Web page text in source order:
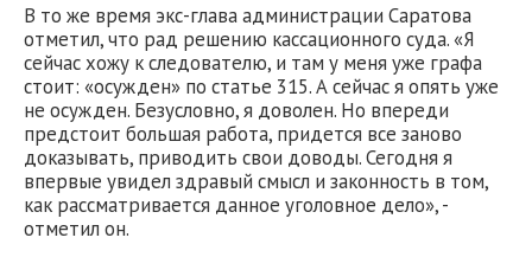
В то же время экс-глава администрации Саратова
отметил, что рад решению кассационного суда. «Я
сейчас хожу к следователю, и там у меня уже графа
стоит: «осужден» по статье 315. А сейчас я опять уже
не осужден. Безусловно, я доволен. Но впереди
предстоит большая работа, придется все заново
доказывать, приводить свои доводы. Сегодня я
впервые увидел здравый смысл и законность в том,
как рассматривается данное уголовное дело», -
отметил он.